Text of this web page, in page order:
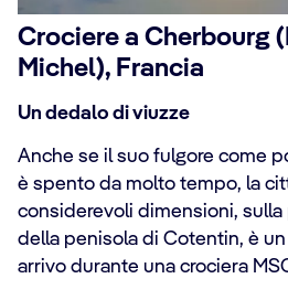
Crociere a Cherbourg
Michel), Francia
Un dedalo di viuzze
Anche se il suo fulgore come
è spento da molto tempo, la
considerevoli dimensioni,
della penisola di Cotentin, è
arrivo durante una crociera